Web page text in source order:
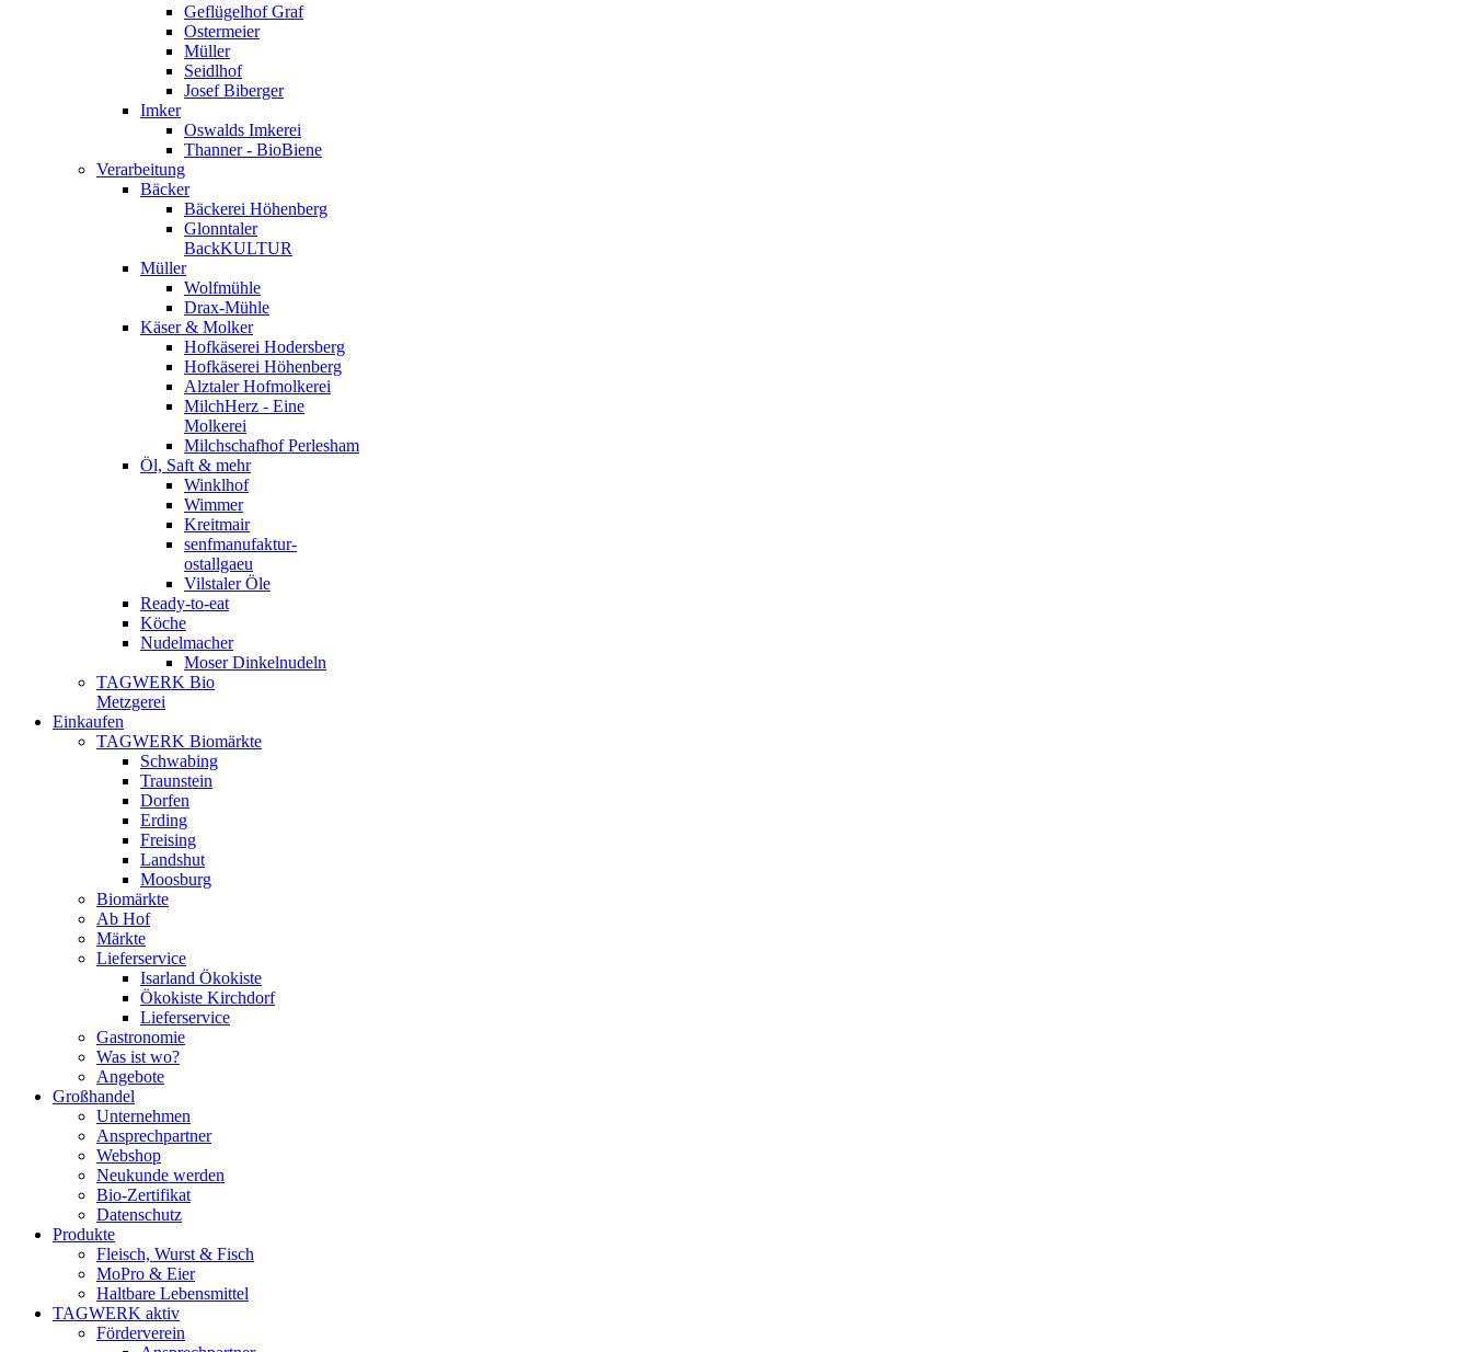
Geflügelhof Graf
Ostermeier
Müller
Seidlhof
Josef Biberger
Imker
Oswalds Imkerei
Thanner - BioBiene
Verarbeitung
Bäcker
Bäckerei Höhenberg
Glonntaler
BackKULTUR
Müller
Wolfmühle
Drax-Mühle
Käser & Molker
Hofkäserei Hodersberg
Hofkäserei Höhenberg
Alztaler Hofmolkerei
MilchHerz - Eine
Molkerei
Milchschafhof Perlesham
Öl, Saft & mehr
Winklhof
Wimmer
Kreitmair
senfmanufaktur-
ostallgaeu
Vilstaler Öle
Ready-to-eat
Köche
Nudelmacher
Moser Dinkelnudeln
TAGWERK Bio
Metzgerei
Einkaufen
TAGWERK Biomärkte
Schwabing
Traunstein
Dorfen
Erding
Freising
Landshut
Moosburg
Biomärkte
Ab Hof
Märkte
Lieferservice
Isarland Ökokiste
Ökokiste Kirchdorf
Lieferservice
Gastronomie
Was ist wo?
Angebote
Großhandel
Unternehmen
Ansprechpartner
Webshop
Neukunde werden
Bio-Zertifikat
Datenschutz
Produkte
Fleisch, Wurst & Fisch
MoPro & Eier
Haltbare Lebensmittel
TAGWERK aktiv
Förderverein